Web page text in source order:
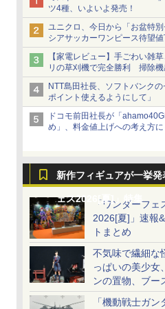
ツ4種、いよいよ発売！
ユニクロ、今日から「お盆特
シアサッカーワンピース待望
ショーツは1990円に
【家電レビュー】手ごわい雑
リの草刈機で完全勝利 掃除機
NTT島田社長、ソフトバンク
ポイント使えるようにして」
ドコモ前田社長が「
め」、料金値上げへの考え方に
新作フィギュアが一挙発
ェス2026[夏]」特集
「ワンダーフ
2026[夏]」速報
トまとめ
不気味で繊細な
っぱいの美少女
ンの置物、ブー
異なる世界が広
「機動戦士ガン